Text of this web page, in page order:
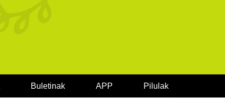
Buletinak APP Pilulak